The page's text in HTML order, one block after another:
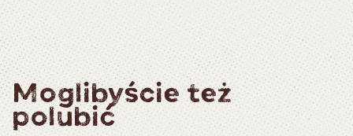
Moglibyście też
polubić